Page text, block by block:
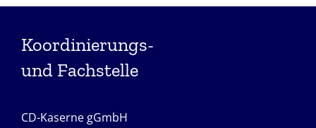
Koordinierungs-
und Fachstelle
CD-Kaserne gGmbH